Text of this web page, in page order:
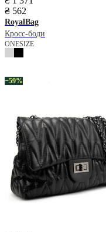
₴ 562
RoyalBag
Кросс-боди
ONESIZE
−59%